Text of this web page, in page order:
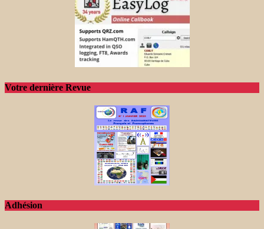
Votre dernière Revue
Adhésion